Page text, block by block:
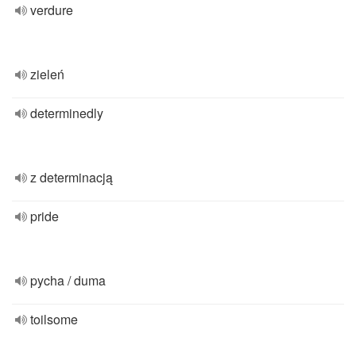
verdure
zieleń
determinedly
z determinacją
pride
pycha / duma
toilsome